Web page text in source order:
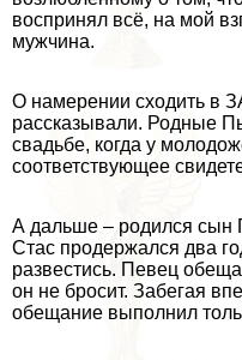
воспринял всё, на мой
мужчина.
О намерении сходить в
рассказывали. Родные
свадьбе, когда у
соответствующее
А дальше – родился сын
Стас продержался два
развестись. Певец
он не бросит. Забегая
обещание выполнил